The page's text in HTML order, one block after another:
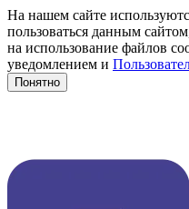
На нашем сайте
пользоваться данным
на использование файлов
уведомлением и
Понятно